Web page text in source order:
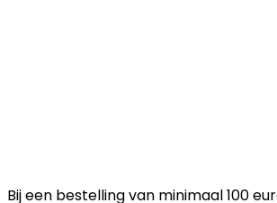
Bij een bestelling van minimaal 100